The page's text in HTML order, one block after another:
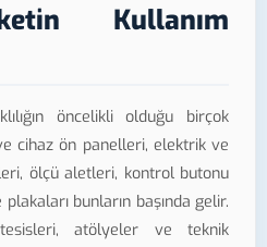
Kullanım
öncelikli olduğu birçok
cihaz ön panelleri, elektrik ve
ölçü aletleri, kontrol butonu
bunların başında gelir.
atölyeler ve teknik